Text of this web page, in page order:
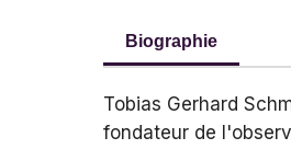
Biographie
Tobias Gerhard
fondateur de